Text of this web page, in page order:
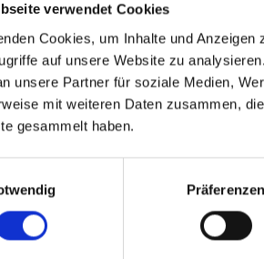
verwendet Cookies
Cookies, um Inhalte und
auf unsere Website zu
unsere Partner für soziale Medien,
mit weiteren Daten zusammen,
gesammelt haben.
Präferenzen